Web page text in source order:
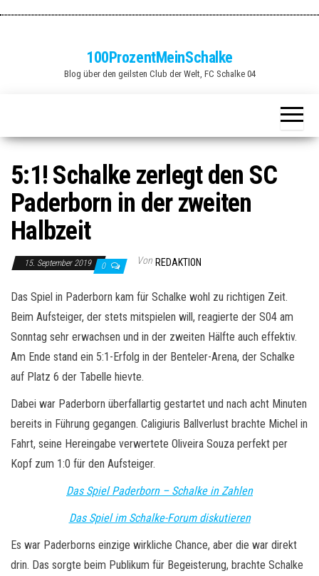
100ProzentMeinSchalke
Blog über den geilsten Club der Welt, FC Schalke 04
5:1! Schalke zerlegt den SC
Paderborn in der zweiten
Halbzeit
15. September 2019 0 Von REDAKTION
Das Spiel in Paderborn kam für Schalke wohl zu richtigen Zeit.
Beim Aufsteiger, der stets mitspielen will, reagierte der S04 am
Sonntag sehr erwachsen und in der zweiten Hälfte auch effektiv.
Am Ende stand ein 5:1-Erfolg in der Benteler-Arena, der Schalke
auf Platz 6 der Tabelle hievte.
Dabei war Paderborn überfallartig gestartet und nach acht Minuten
bereits in Führung gegangen. Caligiuris Ballverlust brachte Michel in
Fahrt, seine Hereingabe verwertete Oliveira Souza perfekt per
Kopf zum 1:0 für den Aufsteiger.
Das Spiel Paderborn – Schalke in Zahlen
Das Spiel im Schalke-Forum diskutieren
Es war Paderborns einzige wirkliche Chance, aber die war direkt
drin. Das sorgte beim Publikum für Begeisterung, brachte Schalke